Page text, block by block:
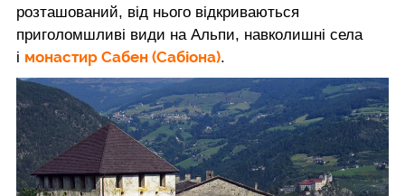
розташований, від нього відкриваються
приголомшливі види на Альпи, навколишні села
і монастир Сабен (Сабіона).